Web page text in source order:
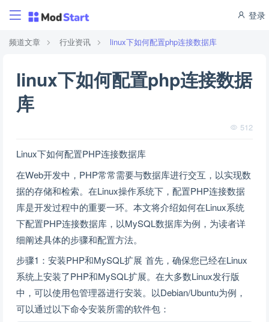
登录
频道文章 行业资讯 linux下如何配置php连接数据库
linux下如何配置php连接数据
库
512
Linux下如何配置PHP连接数据库
在Web开发中，PHP常常需要与数据库进行交互，以实现数
据的存储和检索。在Linux操作系统下，配置PHP连接数据
库是开发过程中的重要一环。本文将介绍如何在Linux系统
下配置PHP连接数据库，以MySQL数据库为例，为读者详
细阐述具体的步骤和配置方法。
步骤1：安装PHP和MySQL扩展 首先，确保您已经在Linux
系统上安装了PHP和MySQL扩展。在大多数Linux发行版
中，可以使用包管理器进行安装。以Debian/Ubuntu为例，
可以通过以下命令安装所需的软件包：